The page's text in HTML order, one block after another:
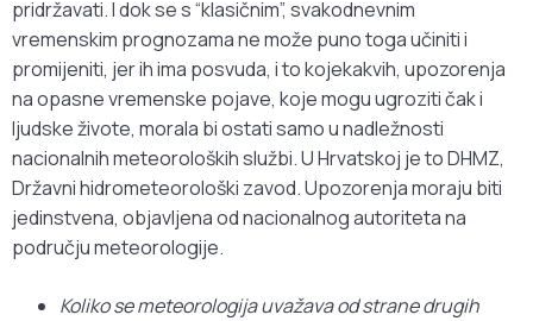
pridržavati. I dok se s “klasičnim”, svakodnevnim
vremenskim prognozama ne može puno toga učiniti i
promijeniti, jer ih ima posvuda, i to kojekakvih, upozorenja
na opasne vremenske pojave, koje mogu ugroziti čak i
ljudske živote, morala bi ostati samo u nadležnosti
nacionalnih meteoroloških službi. U Hrvatskoj je to DHMZ,
Državni hidrometeorološki zavod. Upozorenja moraju biti
jedinstvena, objavljena od nacionalnog autoriteta na
području meteorologije.
Koliko se meteorologija uvažava od strane drugih